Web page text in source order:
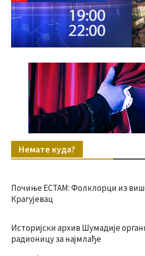
Немате куда?
Почиње ЕСТАМ: Фолклорци из
Крагујевац
Историјски архив Шумадије
радионицу за најмлађе